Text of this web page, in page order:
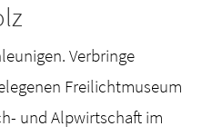
Verbringe
Freilichtmuseum
und Alpwirtschaft im